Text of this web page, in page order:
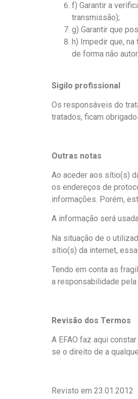
f) Garantir a
transmissão);
g) Garantir que
h) Impedir que,
de forma não
Sigilo profissional
Os responsáveis do
tratados, ficam
Outras notas
Ao aceder aos sítio(s)
os endereços de
informações. Porém,
A informação será
Na situação de o
sítio(s) da internet,
Tendo em conta as
a responsabilidade
Revisão dos Termos
A EFAO faz aqui
se o direito de a
Revisto em 23.01.2012